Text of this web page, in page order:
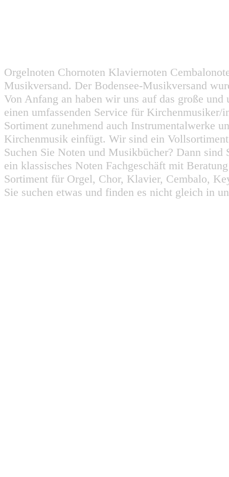
Orgelnoten Chornoten Klaviernoten
Musikversand. Der Bodensee-Musikversand
Von Anfang an haben wir uns auf das große
einen umfassenden Service für
Sortiment zunehmend auch Instrumentalwerke
Kirchenmusik einfügt. Wir sind ein
Suchen Sie Noten und Musikbücher? Dann
ein klassisches Noten Fachgeschäft mit
Sortiment für Orgel, Chor, Klavier, Cembalo,
Sie suchen etwas und finden es nicht gleich in